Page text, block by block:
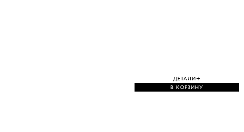
ДЕТАЛИ
В КОРЗИНУ